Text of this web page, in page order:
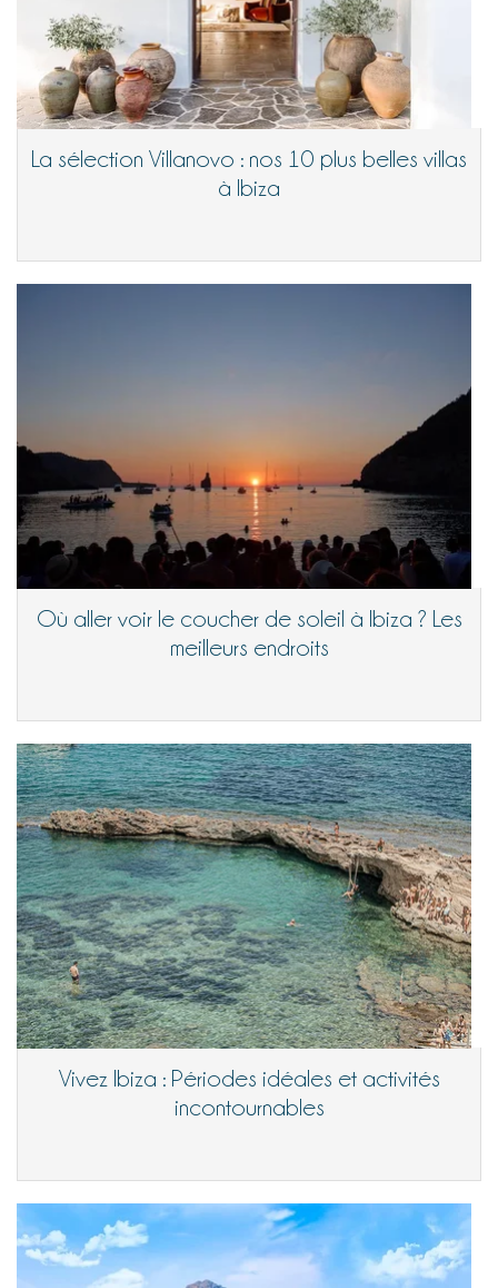
La sélection Villanovo : nos 10 plus belles villas
à Ibiza
Où aller voir le coucher de soleil à Ibiza ? Les
meilleurs endroits
Vivez Ibiza : Périodes idéales et activités
incontournables